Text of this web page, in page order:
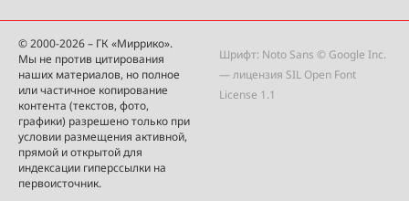
© 2000-2026 – ГК «Миррико».
Мы не против цитирования
наших материалов, но полное
или частичное копирование
контента (текстов, фото,
графики) разрешено только при
условии размещения активной,
прямой и открытой для
индексации гиперссылки на
первоисточник.
Шрифт: Noto Sans © Google Inc.
— лицензия SIL Open Font
License 1.1